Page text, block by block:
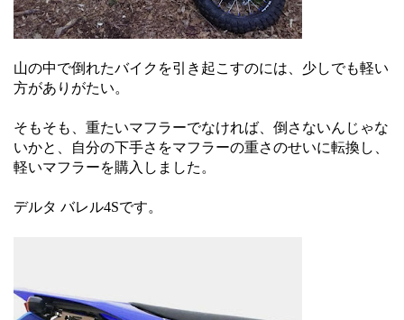
山の中で倒れたバイクを引き起こすのには、少しでも軽い
方がありがたい。
そもそも、重たいマフラーでなければ、倒さないんじゃな
いかと、自分の下手さをマフラーの重さのせいに転換し、
軽いマフラーを購入しました。
デルタ バレル4Sです。